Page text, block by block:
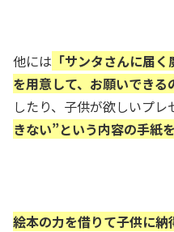
他には 「サンタさんに届
を用意して、お願いできる
したり、子供が欲しいプ
きない”という内容の手紙
絵本の力を借りて子供に納